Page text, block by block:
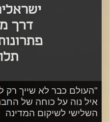
"העולם כבר לא שייך רק
איל נוה על כוחה של
השלישי לשיקום המדינה